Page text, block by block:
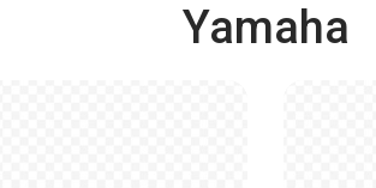
Yamaha